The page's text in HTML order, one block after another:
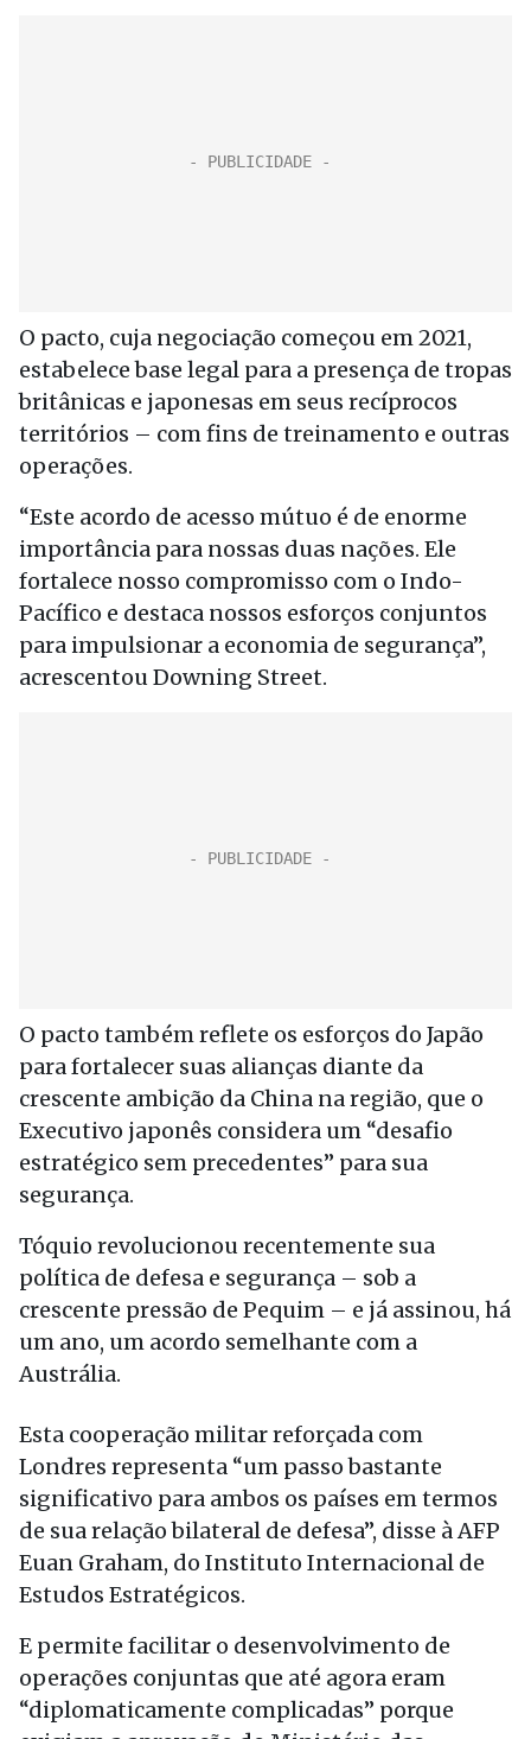
O pacto, cuja negociação começou em 2021,
estabelece base legal para a presença de tropas
britânicas e japonesas em seus recíprocos
territórios – com fins de treinamento e outras
operações.
“Este acordo de acesso mútuo é de enorme
importância para nossas duas nações. Ele
fortalece nosso compromisso com o Indo-
Pacífico e destaca nossos esforços conjuntos
para impulsionar a economia de segurança”,
acrescentou Downing Street.
O pacto também reflete os esforços do Japão
para fortalecer suas alianças diante da
crescente ambição da China na região, que o
Executivo japonês considera um “desafio
estratégico sem precedentes” para sua
segurança.
Tóquio revolucionou recentemente sua
política de defesa e segurança – sob a
crescente pressão de Pequim – e já assinou, há
um ano, um acordo semelhante com a
Austrália.
Esta cooperação militar reforçada com
Londres representa “um passo bastante
significativo para ambos os países em termos
de sua relação bilateral de defesa”, disse à AFP
Euan Graham, do Instituto Internacional de
Estudos Estratégicos.
E permite facilitar o desenvolvimento de
operações conjuntas que até agora eram
“diplomaticamente complicadas” porque